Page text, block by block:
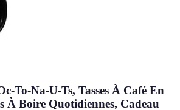
To-Na-U-Ts, Tasses À Café En
À Boire Quotidiennes, Cadeau